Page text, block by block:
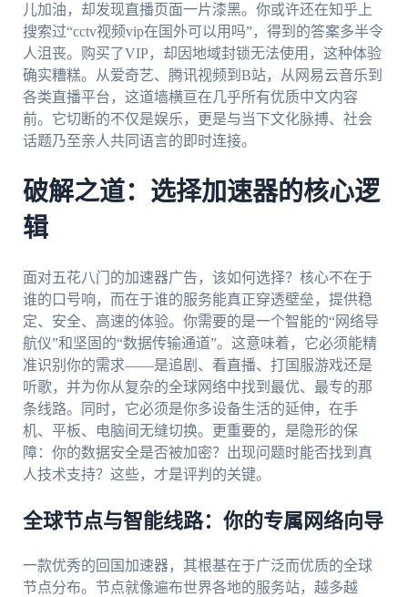
儿加油，却发现直播页面一片漆黑。你或许还在知乎上
搜索过“cctv视频vip在国外可以用吗”，得到的答案多半令
人沮丧。购买了VIP，却因地域封锁无法使用，这种体验
确实糟糕。从爱奇艺、腾讯视频到B站，从网易云音乐到
各类直播平台，这道墙横亘在几乎所有优质中文内容
前。它切断的不仅是娱乐，更是与当下文化脉搏、社会
话题乃至亲人共同语言的即时连接。
破解之道：选择加速器的核心逻
辑
面对五花八门的加速器广告，该如何选择？核心不在于
谁的口号响，而在于谁的服务能真正穿透壁垒，提供稳
定、安全、高速的体验。你需要的是一个智能的“网络导
航仪”和坚固的“数据传输通道”。这意味着，它必须能精
准识别你的需求——是追剧、看直播、打国服游戏还是
听歌，并为你从复杂的全球网络中找到最优、最专的那
条线路。同时，它必须是你多设备生活的延伸，在手
机、平板、电脑间无缝切换。更重要的，是隐形的保
障：你的数据安全是否被加密？出现问题时能否找到真
人技术支持？这些，才是评判的关键。
全球节点与智能线路：你的专属网络向导
一款优秀的回国加速器，其根基在于广泛而优质的全球
节点分布。节点就像遍布世界各地的服务站，越多越